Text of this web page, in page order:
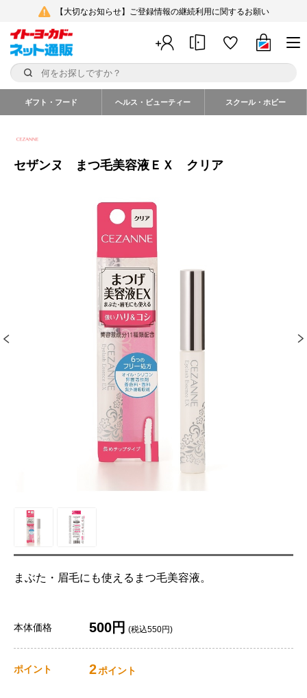
【大切なお知らせ】ご登録情報の継続利用に関するお願い
ギフト・フード ヘルス・ビューティー スクール・ホビー
セザンヌ まつ毛美容液ＥＸ クリア
まぶた・眉毛にも使えるまつ毛美容液。
本体価格 500円 (税込550円)
ポイント 2ポイント